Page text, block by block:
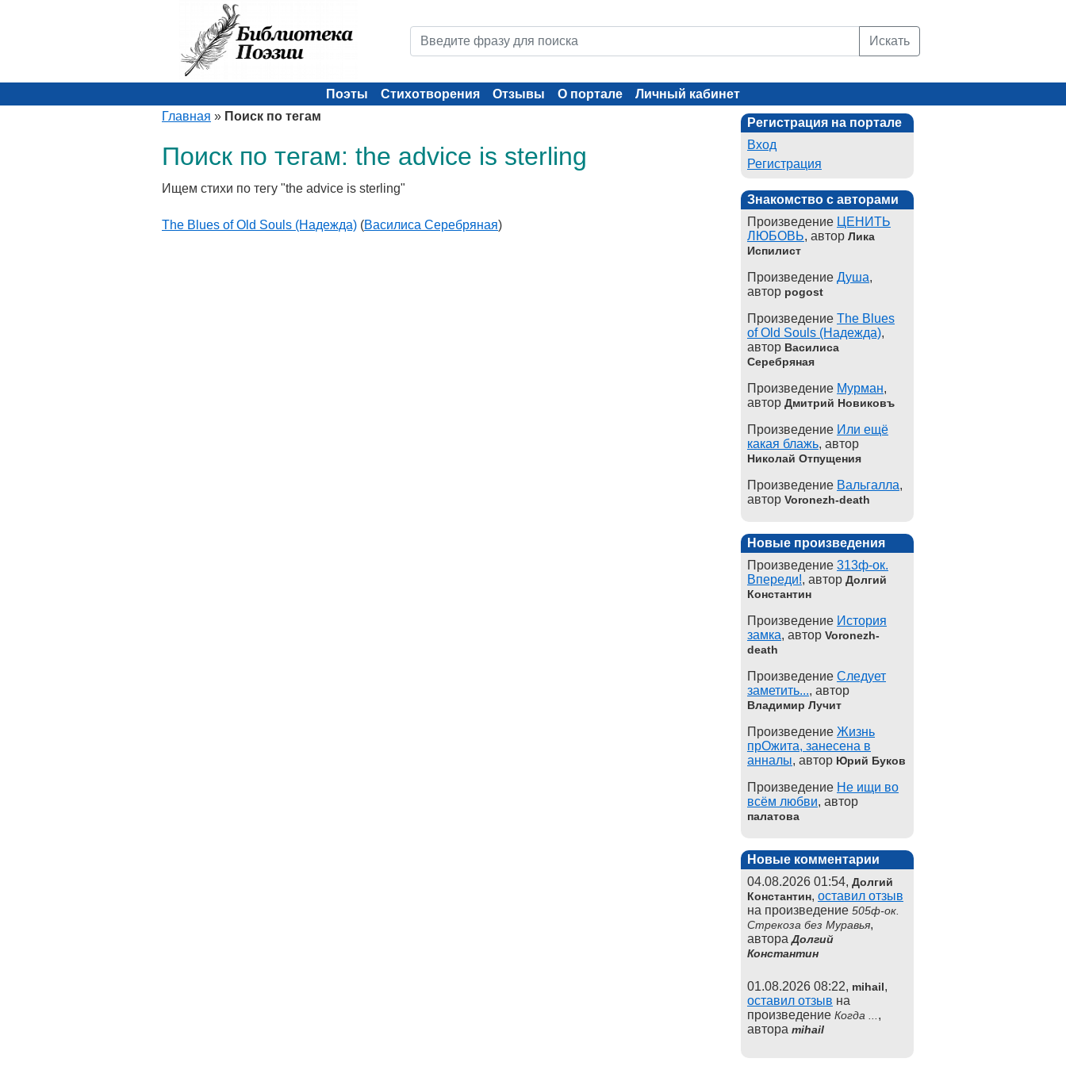
Искать
Поэты Стихотворения Отзывы О портале
Личный кабинет
Главная » Поиск по тегам
Поиск по тегам: the advice is sterling
Ищем стихи по тегу "the advice is sterling"
The Blues of Old Souls (Надежда) (Василиса Серебряная)
Регистрация на портале
Вход
Регистрация
Знакомство с авторами
Произведение ЦЕНИТЬ
ЛЮБОВЬ, автор Лика
Испилист
Произведение Душа,
автор pogost
Произведение The Blues
of Old Souls (Надежда),
автор Василиса
Серебряная
Произведение Мурман,
автор Дмитрий Новиковъ
Произведение Или ещё
какая блажь, автор
Николай Отпущения
Произведение Вальгалла,
автор Voronezh-death
Новые произведения
Произведение 313ф-ок.
Впереди!, автор Долгий
Константин
Произведение История
замка, автор Voronezh-
death
Произведение Следует
заметить..., автор
Владимир Лучит
Произведение Жизнь
прОжита, занесена в
анналы, автор Юрий Буков
Произведение Не ищи во
всём любви, автор
палатова
Новые комментарии
04.08.2026 01:54, Долгий
Константин, оставил отзыв
на произведение 505ф-ок.
Стрекоза без Муравья,
автораДолгий
Константин
01.08.2026 08:22, mihail,
оставил отзыв на
произведение Когда ... ,
автора mihail